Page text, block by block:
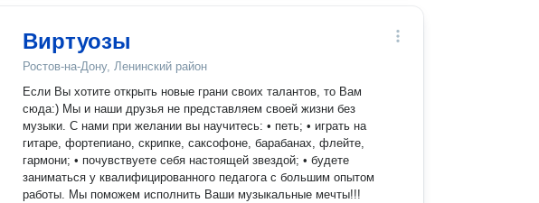
Виртуозы
Ростов-на-Дону, Ленинский район
Если Вы хотите открыть новые грани своих талантов, то Вам
сюда:) Мы и наши друзья не представляем своей жизни без
музыки. С нами при желании вы научитесь: • петь; • играть на
гитаре, фортепиано, скрипке, саксофоне, барабанах, флейте,
гармони; • почувствуете себя настоящей звездой; • будете
заниматься у квалифицированного педагога с большим опытом
работы. Мы поможем исполнить Ваши музыкальные мечты!!!